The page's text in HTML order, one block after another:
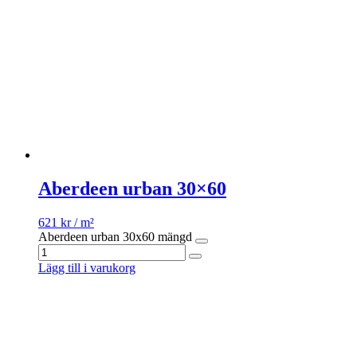
Aberdeen urban 30×60
621 kr/ m²
Aberdeen urban 30x60 mängd
Lägg till i varukorg